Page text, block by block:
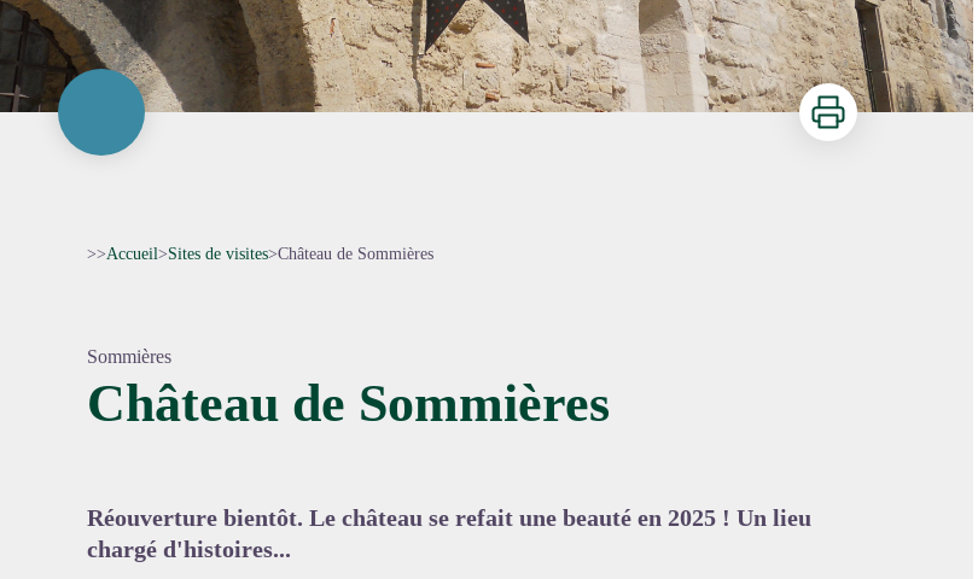
Imprimer
>>Accueil>Sites de visites>Château de Sommières
Sommières
Château de Sommières
Réouverture bientôt. Le château se refait une beauté en 2025 ! Un lieu
chargé d'histoires...